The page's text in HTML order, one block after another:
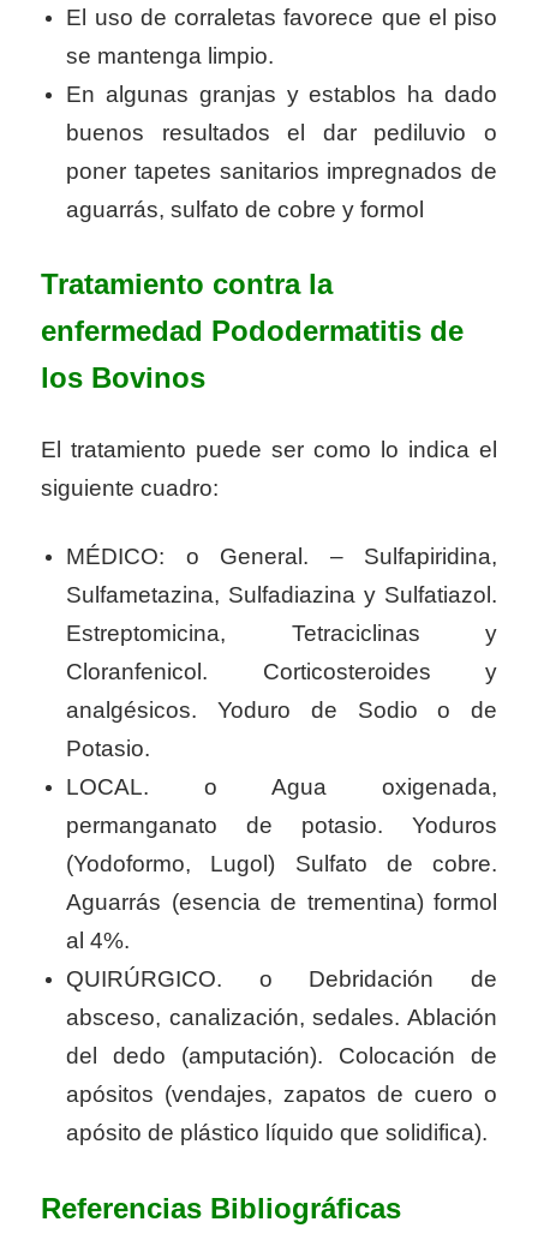
El uso de corraletas favorece que el piso
se mantenga limpio.
En algunas granjas y establos ha dado
buenos resultados el dar pediluvio o
poner tapetes sanitarios impregnados de
aguarrás, sulfato de cobre y formol
Tratamiento contra la
enfermedad Pododermatitis de
los Bovinos
El tratamiento puede ser como lo indica el
siguiente cuadro:
MÉDICO: o General. – Sulfapiridina,
Sulfametazina, Sulfadiazina y Sulfatiazol.
Estreptomicina, Tetraciclinas y
Cloranfenicol. Corticosteroides y
analgésicos. Yoduro de Sodio o de
Potasio.
LOCAL. o Agua oxigenada,
permanganato de potasio. Yoduros
(Yodoformo, Lugol) Sulfato de cobre.
Aguarrás (esencia de trementina) formol
al 4%.
QUIRÚRGICO. o Debridación de
absceso, canalización, sedales. Ablación
del dedo (amputación). Colocación de
apósitos (vendajes, zapatos de cuero o
apósito de plástico líquido que solidifica).
Referencias Bibliográficas